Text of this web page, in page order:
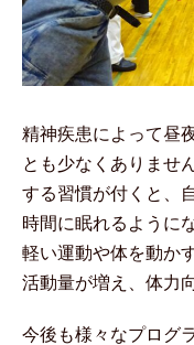
精神疾患によって昼
とも少なくありませ
する習慣が付くと、
時間に眠れるように
軽い運動や体を動か
活動量が増え、体力
今後も様々なプログ